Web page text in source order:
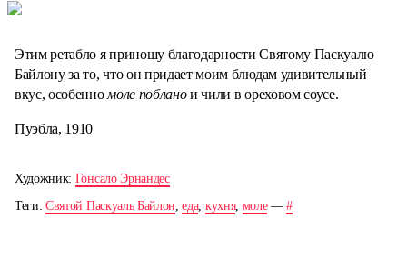
Этим ретабло я приношу благодарности Святому Паскуалю
Байлону за то, что он придает моим блюдам удивительный
вкус, особенно моле побланои чили в ореховом соусе.
Пуэбла, 1910
Художник: Гонсало Эрнандес
Теги:Святой Паскуаль Байлон ,еда, кухня, моле—#